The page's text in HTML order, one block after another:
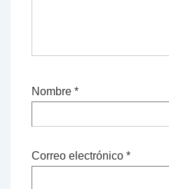
Nombre *
Correo electrónico *